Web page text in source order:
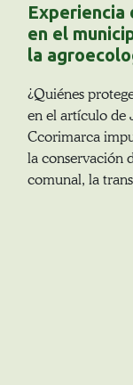
Experiencia
en el
la
¿Quiénes
en el artículo de
Ccorimarca
la conservación
comunal, la